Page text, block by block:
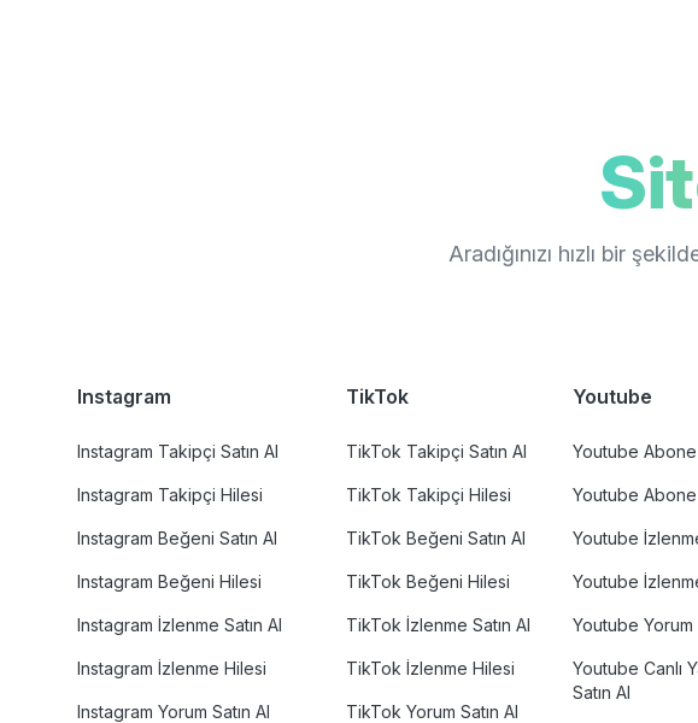
Aradığınızı hızlı bir
Instagram
Instagram Takipçi Satın Al
Instagram Takipçi Hilesi
Instagram Beğeni Satın Al
Instagram Beğeni Hilesi
Instagram İzlenme Satın Al
Instagram İzlenme Hilesi
Instagram Yorum Satın Al
TikTok
TikTok Takipçi Satın Al
TikTok Takipçi Hilesi
TikTok Beğeni Satın Al
TikTok Beğeni Hilesi
TikTok İzlenme Satın Al
TikTok İzlenme Hilesi
TikTok Yorum Satın Al
Youtube
Youtube Abone
Youtube
Youtube
Youtube
Youtube Yorum
Youtube Canlı
Satın Al